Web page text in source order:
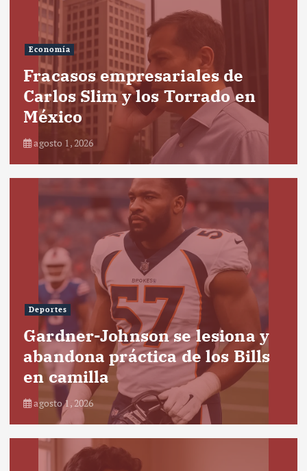
Economía
Fracasos empresariales de
Carlos Slim y los Torrado en
México
agosto 1, 2026
Deportes
Gardner-Johnson se lesiona y
abandona práctica de los Bills
en camilla
agosto 1, 2026